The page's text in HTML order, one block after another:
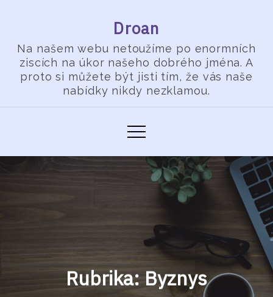
content
Droan
Na našem webu netoužíme po enormních
ziscích na úkor našeho dobrého jména. A
proto si můžete být jisti tím, že vás naše
nabídky nikdy nezklamou.
Rubrika:Byznys